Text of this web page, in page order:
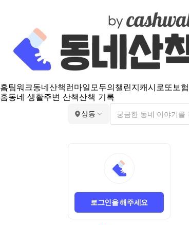
홈팀워크동네산책 런마일모두의챌린지캐시로또보험
홈동네 생활주변 산책산책 기록
상동
로그인을 해주세요